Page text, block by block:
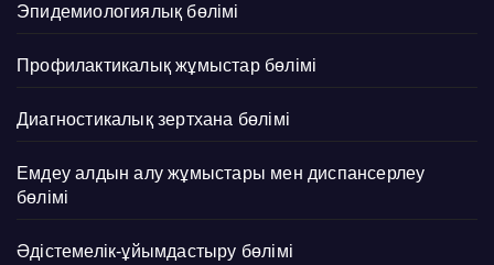
Эпидемиологиялық бөлімі
Профилактикалық жұмыстар бөлімі
Диагностикалық зертхана бөлімі
Емдеу алдын алу жұмыстары мен диспансерлеу
бөлімі
Әдістемелік-ұйымдастыру бөлімі